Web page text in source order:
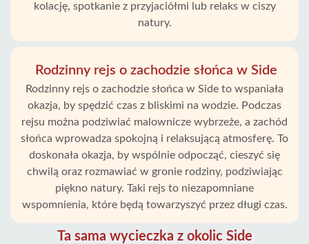
kolację, spotkanie z przyjaciółmi lub relaks w ciszy
natury.
Rodzinny rejs o zachodzie słońca w Side
Rodzinny rejs o zachodzie słońca w Side to wspaniała
okazja, by spędzić czas z bliskimi na wodzie. Podczas
rejsu można podziwiać malownicze wybrzeże, a zachód
słońca wprowadza spokojną i relaksującą atmosferę. To
doskonała okazja, by wspólnie odpocząć, cieszyć się
chwilą oraz rozmawiać w gronie rodziny, podziwiając
piękno natury. Taki rejs to niezapomniane
wspomnienia, które będą towarzyszyć przez długi czas.
Ta sama wycieczka z okolic Side